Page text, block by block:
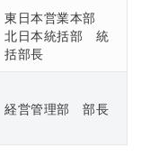
東日本営業本部
北日本統括部 統
括部長
経営管理部 部長